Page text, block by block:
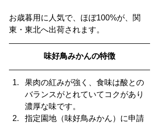
お歳暮用に人気で、ほぼ100%が、関
東・東北へ出荷されます。
味好鳥みかんの特徴
果肉の紅みが強く、食味は酸との
バランスがとれていてコクがあり
濃厚な味です。
指定園地（味好鳥みかん）に申請